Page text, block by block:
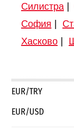
Силистра|
София
Хасково|
EUR/TRY
EUR/USD